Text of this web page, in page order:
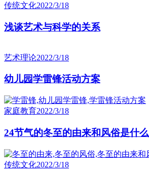
传统文化2022/3/18
浅谈艺术与科学的关系
艺术理论2022/3/18
幼儿园学雷锋活动方案
家庭教育2022/3/18
24节气的冬至的由来和风俗是什么
传统文化2022/3/18